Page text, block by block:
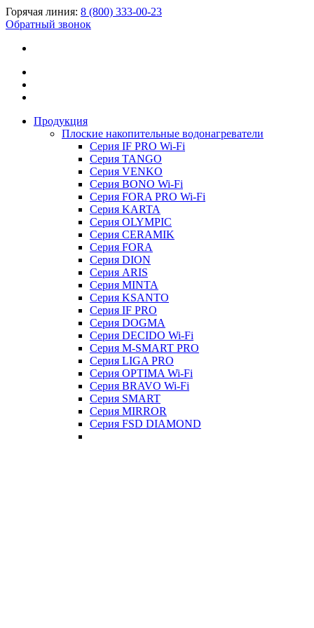
Горячая линия: 8 (800) 333-00-23
Обратный звонок
Продукция
Плоские накопительные водонагреватели
Серия IF PRO Wi-Fi
Серия TANGO
Серия VENKO
Серия BONO Wi-Fi
Серия FORA PRO Wi-Fi
Серия KARTA
Серия OLYMPIC
Серия CERAMIK
Серия FORA
Серия DION
Серия ARIS
Серия MINTA
Серия KSANTO
Серия IF PRO
Серия DOGMA
Серия DECIDO Wi-Fi
Серия M-SMART PRO
Серия LIGA PRO
Серия OPTIMA Wi-Fi
Серия BRAVO Wi-Fi
Серия SMART
Серия MIRROR
Серия FSD DIAMOND